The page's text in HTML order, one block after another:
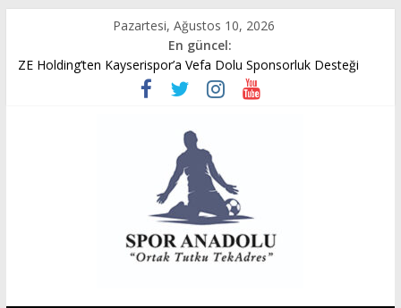
content
Pazartesi, Ağustos 10, 2026
En güncel:
ZE Holding’ten Kayserispor’a Vefa Dolu Sponsorluk Desteği
Avukat Emir Akpınar’ın Benveri Kitabı Ön Satışa Çıktı
GÜMÜŞORDU GENÇ FK U14 TÜRKİYE ŞAMPİYONASINDA
Ziya Eren Kayserispor’a Uğurlu Geldi
Spor Dünyasında Yeni Dönem Başlıyor: Zkor!